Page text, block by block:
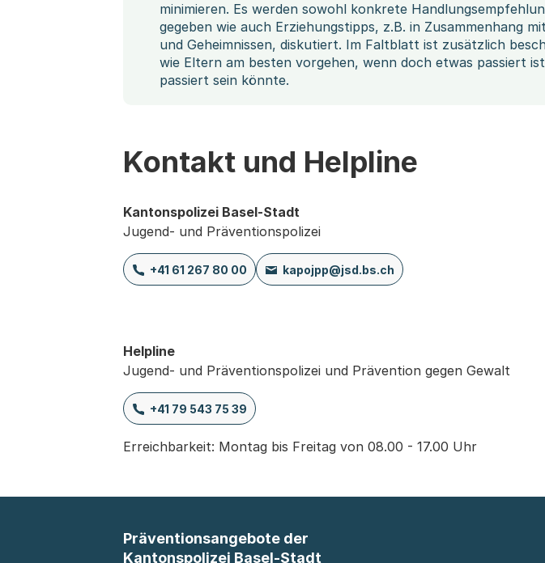
minimieren. Es werden sowohl konkrete
gegeben wie auch Erziehungstipps, z.B. in Zusammenhang
und Geheimnissen, diskutiert. Im Faltblatt ist zusätzlich
wie Eltern am besten vorgehen, wenn doch etwas passiert
passiert sein könnte.
Kontakt und Helpline
Kantonspolizei Basel-Stadt
Jugend- und Präventionspolizei
+41 61 267 80 00 kapojpp@jsd.bs.ch
Helpline
Jugend- und Präventionspolizei und Prävention gegen Gewalt
+41 79 543 75 39
Erreichbarkeit: Montag bis Freitag von 08.00 - 17.00 Uhr
Präventionsangebote der
Kantonspolizei Basel-Stadt